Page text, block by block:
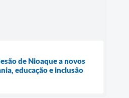
de Nioaque a novos
educação e inclusão